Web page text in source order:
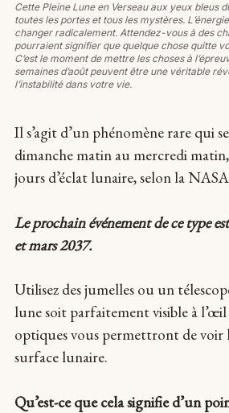
Cette Pleine Lune en Verseau aux yeux bleus
toutes les portes et tous les mystères.
changer radicalement. Attendez-vous à des
pourraient signifier que quelque chose quitte
C’est le moment de mettre les choses à
semaines d’août peuvent être une véritable
l’instabilité dans votre vie.
Il s’agit d’un phénomène rare qui
dimanche matin au mercredi
jours d’éclat lunaire, selon la
Le prochain événement de ce type
et mars 2037.
Utilisez des jumelles ou un
lune soit parfaitement visible à l’œil
optiques vous permettront de voir
surface lunaire.
Qu’est-ce que cela signifie d’un